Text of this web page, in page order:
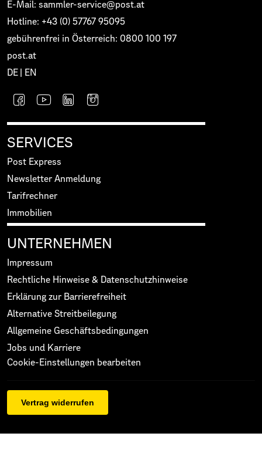
E-Mail: sammler-service@post.at
Hotline: +43 (0) 57767 95095
gebührenfrei in Österreich: 0800 100 197
post.at
DE
EN
SERVICES
Post Express
Newsletter Anmeldung
Tarifrechner
Immobilien
UNTERNEHMEN
Impressum
Rechtliche Hinweise & Datenschutzhinweise
Erklärung zur Barrierefreiheit
Alternative Streitbeilegung
Allgemeine Geschäftsbedingungen
Jobs und Karriere
Cookie-Einstellungen bearbeiten
Vertrag widerrufen